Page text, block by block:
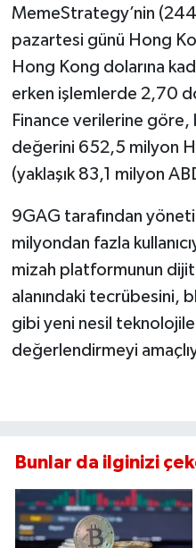
MemeStrategy’nin
pazartesi günü Hong
Hong Kong dolarına
erken işlemlerde 2,70
Finance verilerine göre,
değerini 652,5 milyon
(yaklaşık 83,1 milyon
9GAG tarafından
milyondan fazla
mizah platformunun
alanındaki tecrübesini,
gibi yeni nesil
değerlendirmeyi
Bunlar da ilginizi